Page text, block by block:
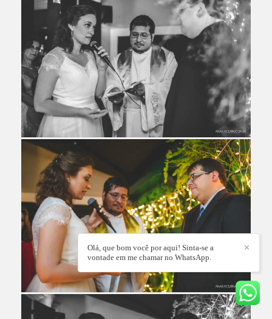
✕
Olá, que bom você por aqui! Sinta-se a
vontade em me chamar no WhatsApp.